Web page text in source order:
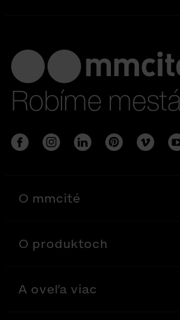
Robíme
O mmcité
O produktoch
A oveľa viac